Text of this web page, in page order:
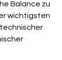
Balance zu
wichtigsten